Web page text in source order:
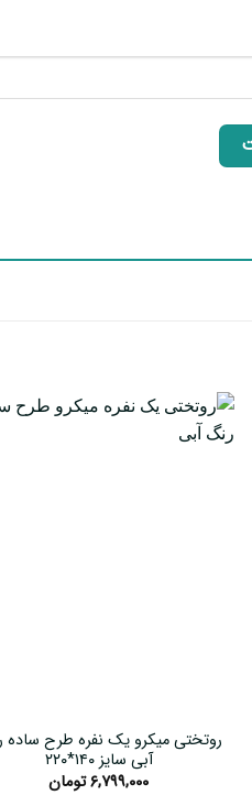
روتختی میکرو یک نفره طرح
آبی سایز ۱۴۰*۲۲۰
۶,۷۹۹,۰۰۰تومان